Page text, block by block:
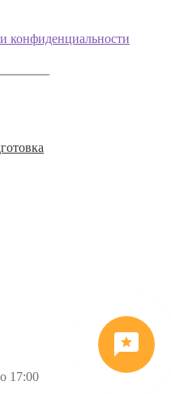
конфиденциальности
17:00